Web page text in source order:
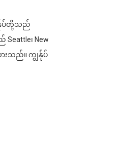
ျွန်ုပ်တို့သည်
၊ New
ားသည်။ ကျွန်ုပ်